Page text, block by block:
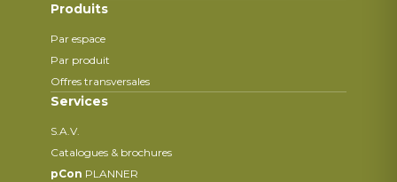
Produits
Par espace
Par produit
Offres transversales
Services
S.A.V.
Catalogues & brochures
pCon PLANNER